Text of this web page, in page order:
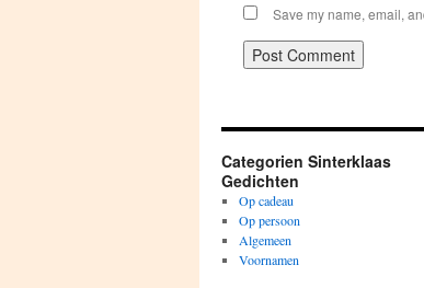
Save my name, email,
Categorien Sinterklaas
Gedichten
Op cadeau
Op persoon
Algemeen
Voornamen